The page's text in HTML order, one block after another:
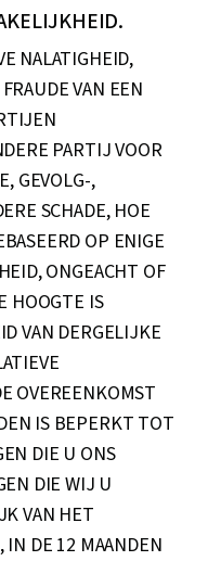
NALATIGHEID,
VAN EEN
PARTIJ VOOR
GEVOLG-,
SCHADE, HOE
OP ENIGE
ONGEACHT OF
HOOGTE IS
VAN DERGELIJKE
OVEREENKOMST
IS BEPERKT TOT
DIE U ONS
DIE WIJ U
VAN HET
IN DE 12 MAANDEN